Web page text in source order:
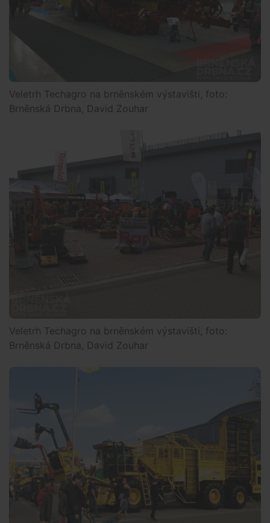
Veletrh Techagro na brněnském výstavišti, foto:
Brněnská Drbna, David Zouhar
Veletrh Techagro na brněnském výstavišti, foto:
Brněnská Drbna, David Zouhar